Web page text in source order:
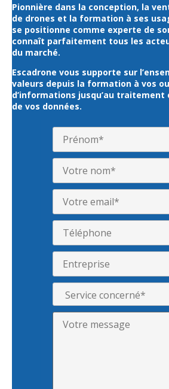
Pionnière dans la conception, la
de drones et la formation à ses
se positionne comme experte de
connaît parfaitement tous les
du marché.
Escadrone vous supporte sur
valeurs depuis la formation à vos
d’informations jusqu’au
de vos données.